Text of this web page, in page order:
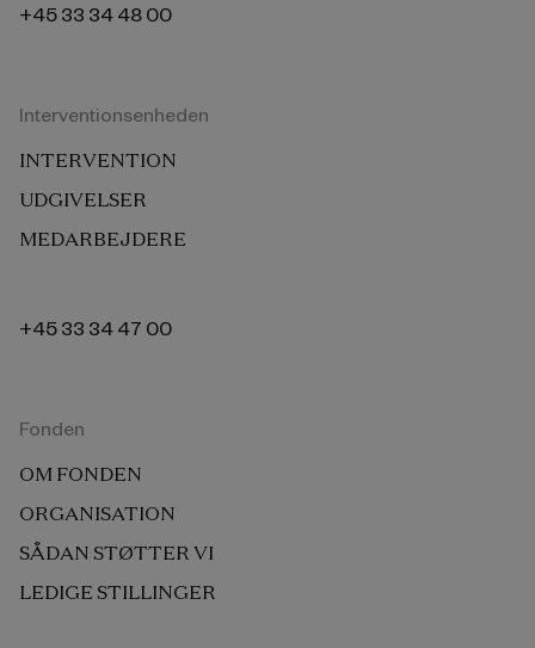
+45 33 34 48 00
Interventionsenheden
INTERVENTION
UDGIVELSER
MEDARBEJDERE
+45 33 34 47 00
Fonden
OM FONDEN
ORGANISATION
SÅDAN STØTTER VI
LEDIGE STILLINGER